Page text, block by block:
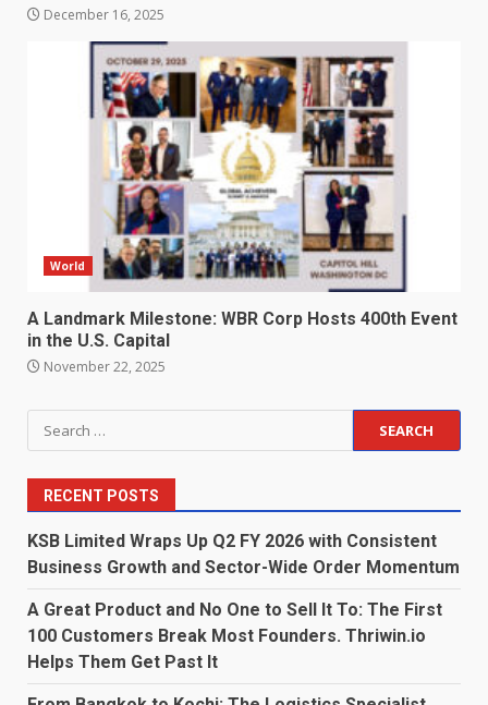
December 16, 2025
World
A Landmark Milestone: WBR Corp Hosts 400th Event
in the U.S. Capital
November 22, 2025
Search
for:
RECENT POSTS
KSB Limited Wraps Up Q2 FY 2026 with Consistent
Business Growth and Sector-Wide Order Momentum
A Great Product and No One to Sell It To: The First
100 Customers Break Most Founders. Thriwin.io
Helps Them Get Past It